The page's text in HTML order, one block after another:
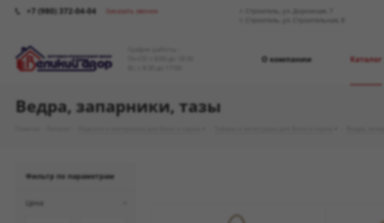
+7 (980) 372-04-04 Заказать звонок
О компании Каталог
Ведра, запарники, тазы
Фильтр по параметрам
Цена